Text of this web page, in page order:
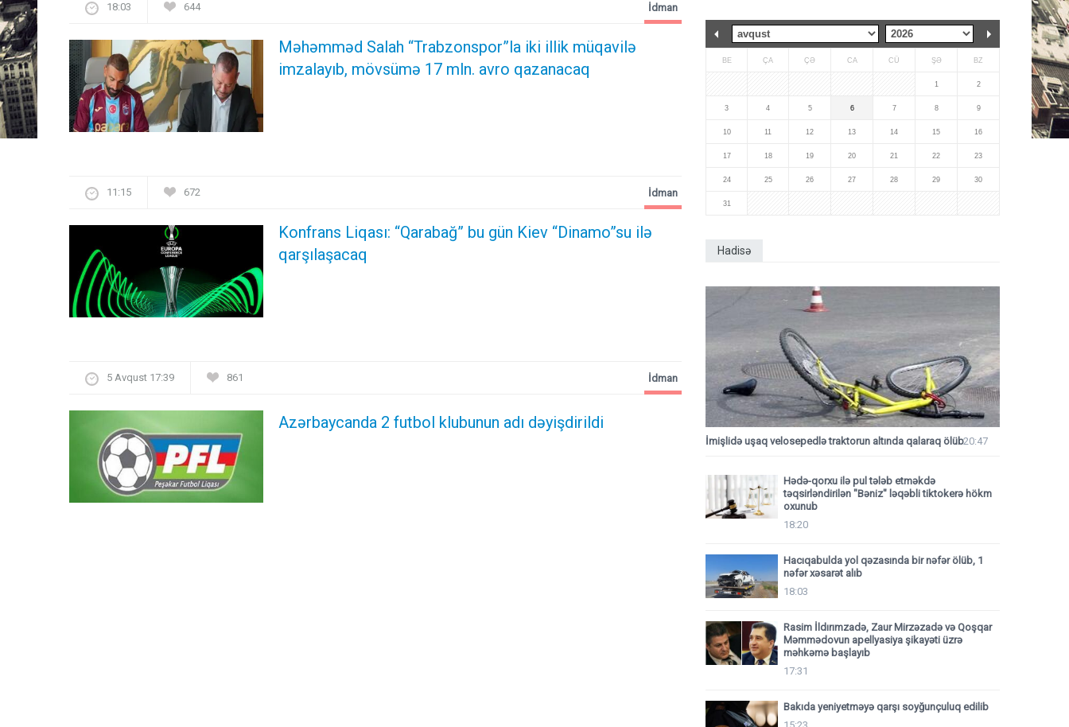
18:03 644
Məhəmməd Salah “Trabzonspor”la iki illik müqavilə
imzalayıb, mövsümə 17 mln. avro qazanacaq
İdman
11:15 672
Konfrans Liqası: “Qarabağ” bu gün Kiev “Dinamo”su ilə
qarşılaşacaq
İdman
5 Avqust 17:39 861
Azərbaycanda 2 futbol klubunun adı dəyişdirildi
İdman
BE ÇA ÇƏ CA CÜ ŞƏ BZ
1 2
3 4 5 6 7 8 9
10 11 12 13 14 15 16
17 18 19 20 21 22 23
24 25 26 27 28 29 30
31
Hadisə
İmişlidə uşaq velosepedlə traktorun altında qalaraq ölüb20:47
Hədə-qorxu ilə pul tələb etməkdə
təqsirləndirilən "Bəniz" ləqəbli tiktokerə hökm
oxunub
18:20
Hacıqabulda yol qəzasında bir nəfər ölüb, 1
nəfər xəsarət alıb
18:03
Rasim İldırımzadə, Zaur Mirzəzadə və Qoşqar
Məmmədovun apellyasiya şikayəti üzrə
məhkəmə başlayıb
17:31
Bakıda yeniyetməyə qarşı soyğunçuluq edilib